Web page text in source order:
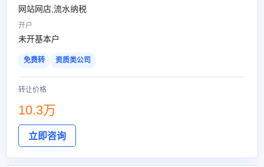
网站网店,流水纳税
开户
未开基本户
免费转 资质类公司
转让价格
10.3万
立即咨询